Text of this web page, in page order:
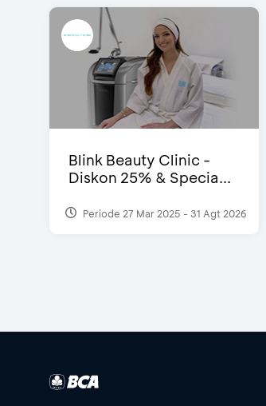
Blink Beauty Clinic -
Diskon 25% & Specia...
Periode 27 Mar 2025 - 31 Agt 2026